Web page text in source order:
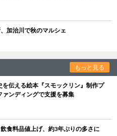
加治川で秋のマルシェ
もっと見る
を伝える絵本『スモックリン』制作プ
ンディングで支援を募集
食料品値上げ、約3年ぶりの多さに